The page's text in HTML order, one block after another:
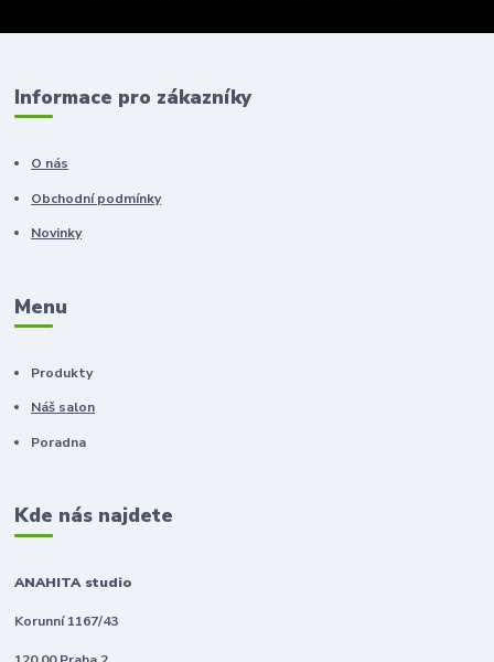
Informace pro zákazníky
O nás
Obchodní podmínky
Novinky
Menu
Produkty
Náš salon
Poradna
Kde nás najdete
ANAHITA studio
Korunní 1167/43